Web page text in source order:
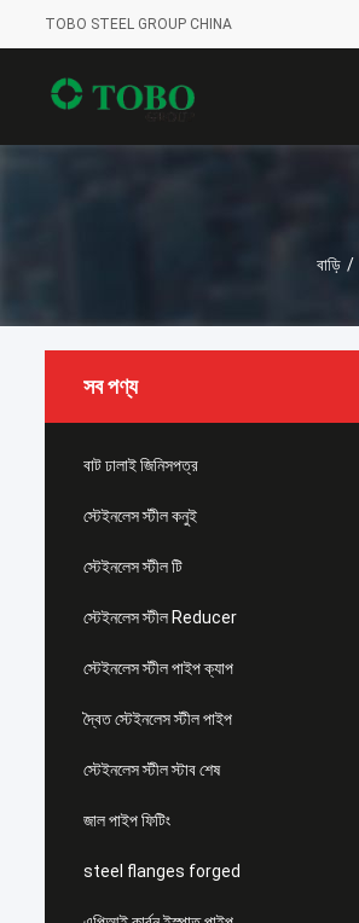
TOBO STEEL GROUP CHINA
বাড়ি /
সব পণ্য
বাট ঢালাই জিনিসপত্র
স্টেইনলেস স্টীল কনুই
স্টেইনলেস স্টীল টি
স্টেইনলেস স্টীল Reducer
স্টেইনলেস স্টীল পাইপ ক্যাপ
দ্বৈত স্টেইনলেস স্টীল পাইপ
স্টেইনলেস স্টীল স্টাব শেষ
জাল পাইপ ফিটিং
steel flanges forged